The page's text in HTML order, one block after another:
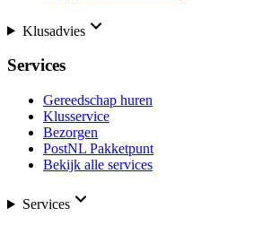
Klusadvies
Services
Gereedschap huren
Klusservice
Bezorgen
PostNL Pakketpunt
Bekijk alle services
Services